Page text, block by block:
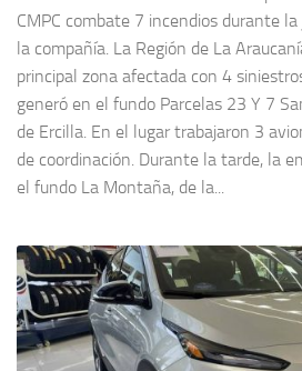
CMPC combate 7 incendios durante
la compañía. La Región de La
principal zona afectada con 4
generó en el fundo Parcelas 23 Y 7
de Ercilla. En el lugar trabajaron 3
de coordinación. Durante la tarde, la
el fundo La Montaña, de la...